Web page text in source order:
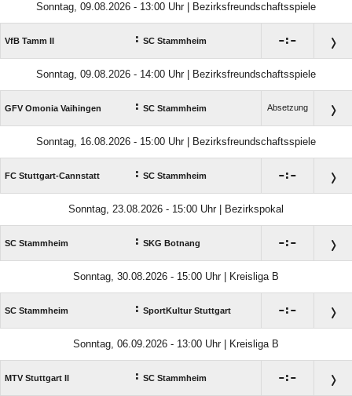
Sonntag, 09.08.2026 - 13:00 Uhr | Bezirksfreundschaftsspiele
VfB Tamm II : SC Stammheim :
Sonntag, 09.08.2026 - 14:00 Uhr | Bezirksfreundschaftsspiele
GFV Omonia Vaihingen : SC Stammheim Absetzung
Sonntag, 16.08.2026 - 15:00 Uhr | Bezirksfreundschaftsspiele
FC Stuttgart-Cannstatt : SC Stammheim :
Sonntag, 23.08.2026 - 15:00 Uhr | Bezirkspokal
SC Stammheim : SKG Botnang :
Sonntag, 30.08.2026 - 15:00 Uhr | Kreisliga B
SC Stammheim : SportKultur Stuttgart :
Sonntag, 06.09.2026 - 13:00 Uhr | Kreisliga B
MTV Stuttgart II : SC Stammheim :